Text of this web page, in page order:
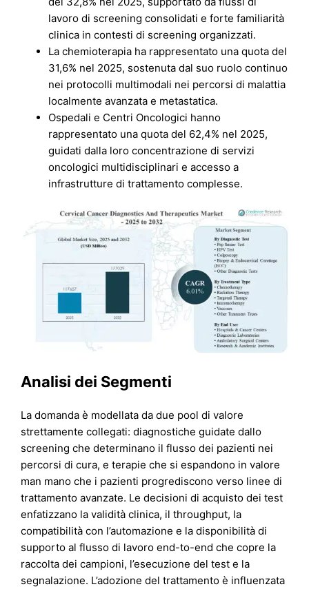
lavoro di screening consolidati e forte familiarità
clinica in contesti di screening organizzati.
La chemioterapia ha rappresentato una quota del
31,6% nel 2025, sostenuta dal suo ruolo continuo
nei protocolli multimodali nei percorsi di malattia
localmente avanzata e metastatica.
Ospedali e Centri Oncologici hanno
rappresentato una quota del 62,4% nel 2025,
guidati dalla loro concentrazione di servizi
oncologici multidisciplinari e accesso a
infrastrutture di trattamento complesse.
Analisi dei Segmenti
La domanda è modellata da due pool di valore
strettamente collegati: diagnostiche guidate dallo
screening che determinano il flusso dei pazienti nei
percorsi di cura, e terapie che si espandono in valore
man mano che i pazienti progrediscono verso linee di
trattamento avanzate. Le decisioni di acquisto dei test
enfatizzano la validità clinica, il throughput, la
compatibilità con l’automazione e la disponibilità di
supporto al flusso di lavoro end-to-end che copre la
raccolta dei campioni, l’esecuzione del test e la
segnalazione. L’adozione del trattamento è influenzata